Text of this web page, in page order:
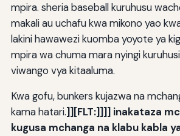
mpira. sheria baseball kuruhusu
makali au uchafu kwa mikono yao
lakini hawawezi kuomba yoyote ya
mpira wa chuma mara nyingi
viwango vya kitaaluma.
Kwa gofu, bunkers kujazwa na
kama hatari.]][FLT:]]]] inakataza
kugusa mchanga na klabu kabla